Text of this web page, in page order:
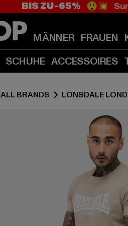
BIS ZU -65% 😲💥
MÄNNER FRAUEN
SCHUHE ACCESSOIRES
ALL BRANDS LONSDALE